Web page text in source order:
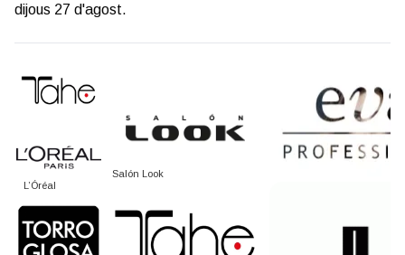
dijous 27 d'agost.
L’Óréal
Salón Look